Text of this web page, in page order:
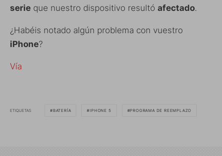
serie que nuestro dispositivo resultó afectado.
¿Habéis notado algún problema con vuestro
iPhone?
Vía
ETIQUETAS BATERÍA IPHONE 5 PROGRAMA DE REEMPLAZO